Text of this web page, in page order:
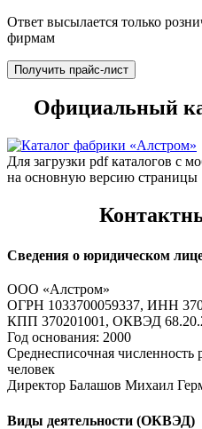
Ответ высылается только
фирмам
Получить прайс-лист
Официальный
Для загрузки pdf каталогов с
на основную версию страницы
Сведения о юридическом
ООО «Алстром»
ОГРН 1033700059337, ИНН
КПП 370201001, ОКВЭД
Год основания: 2000
Среднесписочная численность
человек
Директор Балашов Михаил
Виды деятельности (ОКВЭД)